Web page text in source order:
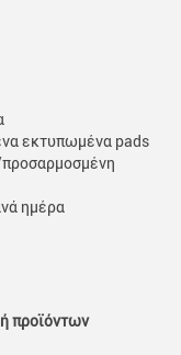
εκτυπωμένα pads
ημέρα
προϊόντων